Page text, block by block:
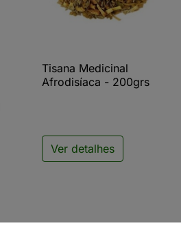
 Vista rápida
Tisana Medicinal
Afrodisíaca - 200grs
Ver detalhes